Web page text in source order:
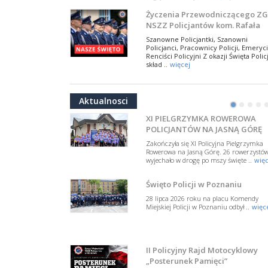
Życzenia Przewodniczącego ZG
NSZZ Policjantów kom. Rafała
Jankowskiego z okazji Święta
Policji 2026
Szanowne Policjantki, Szanowni
Policjanci, Pracownicy Policji,
Renciści Policyjni Z okazji Święta
skład .. więcej
NSZZ Policjantów: Policja nie
W przestrzeni publicznej po raz
pojawiły się wypowiedzi, które
w funkcjonariuszki i funkcjonariuszy
Policj .. więcej
Dodatkowe zarobkowanie
policjantów. NSZZP: obecne
zmiany przepisów regulujących
dodatkowej pracy zarobkowe .. więcej
Postępowanie dotyczące interwencji
Policji w miejscu zamieszkania red.
Tomasza Sakiewicza zostało
Aktualnosci
•••
W Biedrusku, pod Tablicą Pamiątkową
poświęconą starszemu sierżantowi Mar
.. więcej
50-lecie BOA. Zarząd Główny
Policjantów z uznaniem
formacji kontrterrorystycznej
Polskiego w Warszawie odbyła się
XI PIELGRZYMKA ROWEROWA
POLICJANTÓW NA JASNĄ GÓRĘ
Zakończyła się XI Policyjna Pielgrzymka
Rowerowa na Jasną Górę. 26
wyjechało w drogę po mszy święte ..
Święto Policji w Poznaniu
28 lipca 2026 roku na placu Komendy
Miejskiej Policji w Poznaniu odbył ..
II Policyjny Rajd Motocyklowy
„Posterunek Pamięci”